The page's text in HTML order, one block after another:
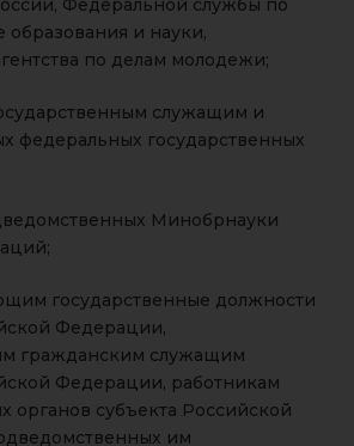
Федеральной службы по
образования и науки,
по делам молодежи;
служащим и
федеральных государственных
Минобрнауки
государственные должности
Федерации,
гражданским служащим
Федерации, работникам
органов субъекта Российской
им